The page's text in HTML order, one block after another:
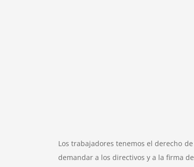
Los trabajadores tenemos el derecho
demandar a los directivos y a la firma